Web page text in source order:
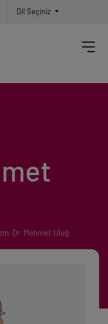
Dil Seçiniz
Dr. Mehmet Uluğ